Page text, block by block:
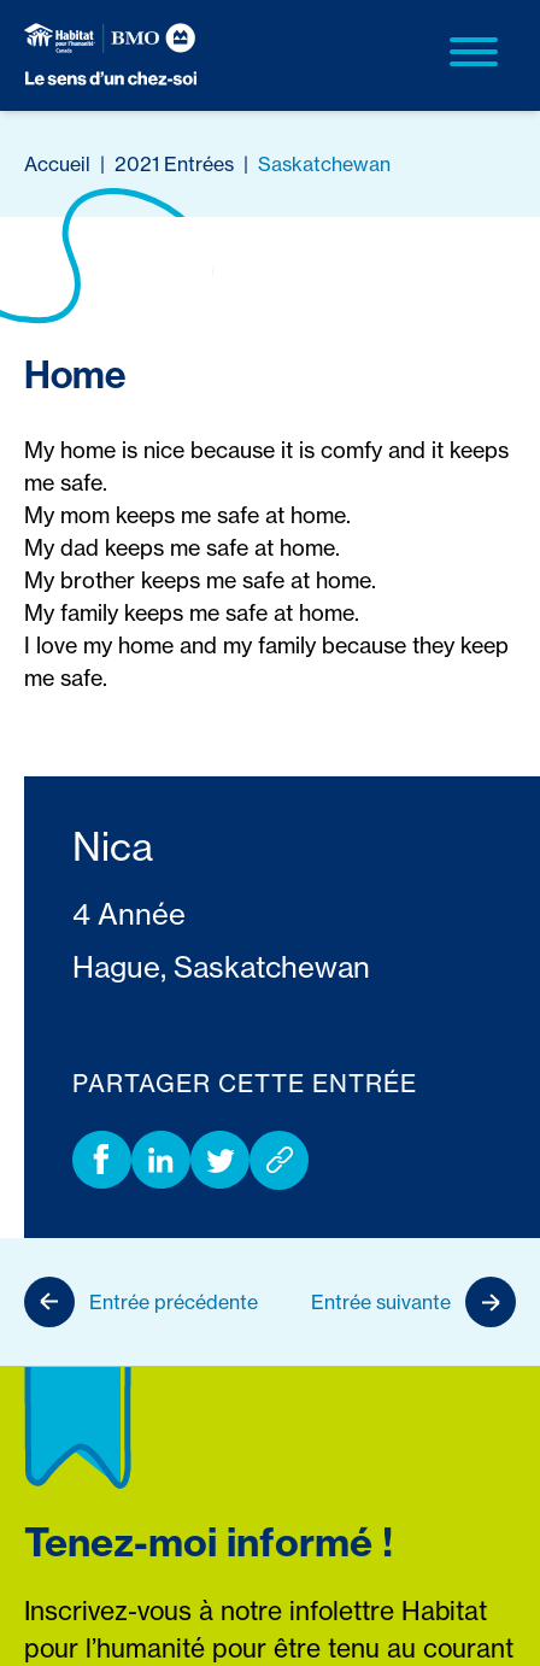
Accueil | 2021 Entrées | Saskatchewan
Home
My home is nice because it is comfy and it keeps
me safe.
My mom keeps me safe at home.
My dad keeps me safe at home.
My brother keeps me safe at home.
My family keeps me safe at home.
I love my home and my family because they keep
me safe.
Nica
4 Année
Hague, Saskatchewan
PARTAGER CETTE ENTRÉE
Entrée précédente Entrée suivante
Tenez-moi informé !
Inscrivez-vous à notre infolettre Habitat
pour l’humanité pour être tenu au courant